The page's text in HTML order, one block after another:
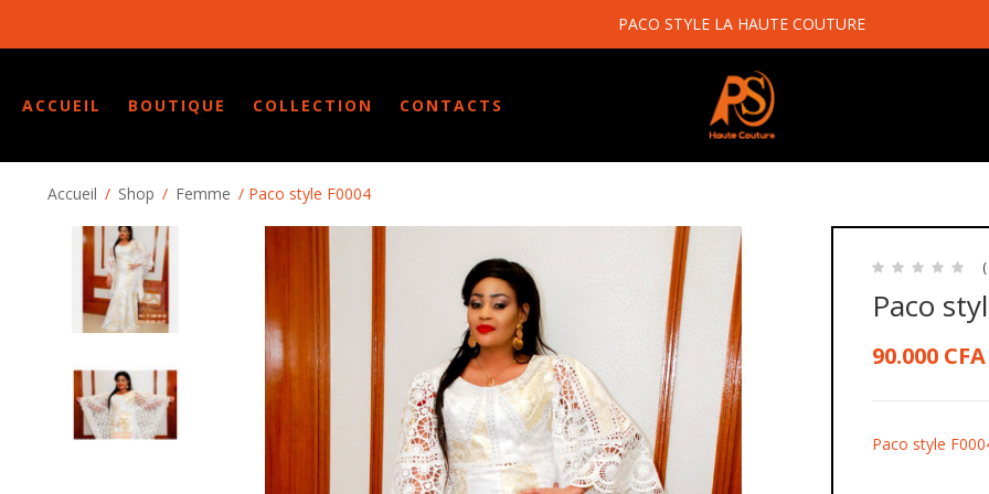
PACO STYLE LA HAUTE COUTURE
ACCUEIL BOUTIQUE COLLECTION CONTACTS
Accueil / Shop / Femme / Paco style F0004
Paco
90.000 CFA
Paco style